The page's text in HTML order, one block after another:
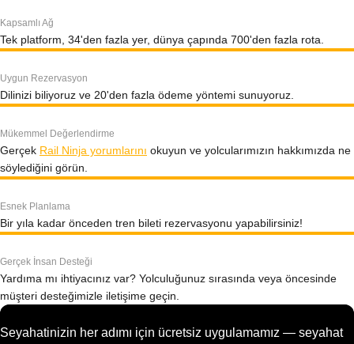
Kapsamlı Ağ
Tek platform, 34'den fazla yer, dünya çapında 700'den fazla rota.
Uygun Rezervasyon
Dilinizi biliyoruz ve 20'den fazla ödeme yöntemi sunuyoruz.
Mükemmel Değerlendirme
Gerçek Rail Ninja yorumlarını okuyun ve yolcularımızın hakkımızda ne
söylediğini görün.
Esnek Planlama
Bir yıla kadar önceden tren bileti rezervasyonu yapabilirsiniz!
Gerçek İnsan Desteği
Yardıma mı ihtiyacınız var? Yolculuğunuz sırasında veya öncesinde
müşteri desteğimizle iletişime geçin.
Seyahatinizin her adımı için ücretsiz uygulamamız — seyahat